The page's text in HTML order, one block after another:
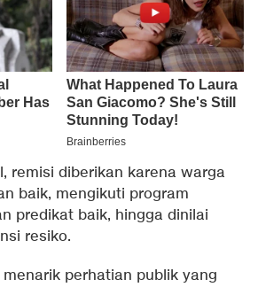
remisi diberikan karena warga
baik, mengikuti program
predikat baik, hingga dinilai
resiko.
perhatian publik yang